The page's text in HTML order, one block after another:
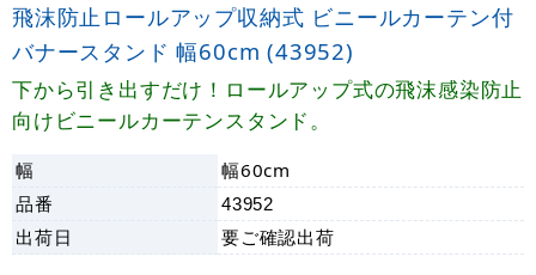
飛沫防止ロールアップ収納式 ビニールカーテン付
バナースタンド 幅60cm (43952)
下から引き出すだけ！ロールアップ式の飛沫感染防止
向けビニールカーテンスタンド。
幅
幅60cm
品番
43952
出荷日 要ご確認出荷